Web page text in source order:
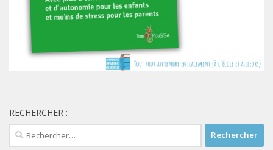
RECHERCHER :
Rechercher :